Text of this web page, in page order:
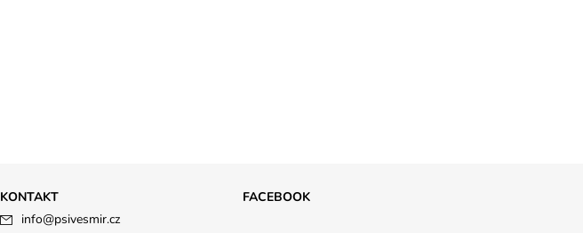
KONTAKT
info@psivesmir.cz
FACEBOOK